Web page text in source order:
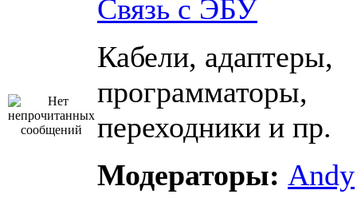
Связь с ЭБУ
Кабели, адаптеры,
программаторы,
переходники и пр.
Модераторы: Andy